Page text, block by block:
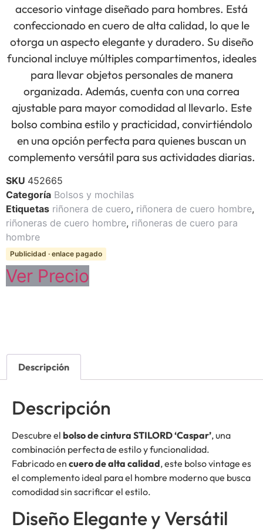
accesorio vintage diseñado para hombres. Está
confeccionado en cuero de alta calidad, lo que le
otorga un aspecto elegante y duradero. Su diseño
funcional incluye múltiples compartimentos, ideales
para llevar objetos personales de manera
organizada. Además, cuenta con una correa
ajustable para mayor comodidad al llevarlo. Este
bolso combina estilo y practicidad, convirtiéndolo
en una opción perfecta para quienes buscan un
complemento versátil para sus actividades diarias.
SKU 452665
Categoría Bolsos y mochilas
Etiquetas riñonera de cuero, riñonera de cuero hombre,
riñoneras de cuero hombre, riñoneras de cuero para
hombre
Publicidad · enlace pagado
Ver Precio
Descripción
Descripción
Descubre el bolso de cintura STILORD ‘Caspar’, una
combinación perfecta de estilo y funcionalidad.
Fabricado en cuero de alta calidad, este bolso vintage es
el complemento ideal para el hombre moderno que busca
comodidad sin sacrificar el estilo.
Diseño Elegante y Versátil